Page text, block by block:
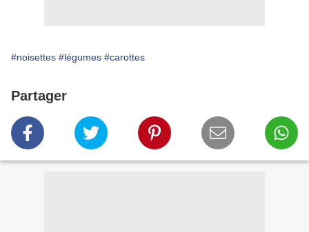
#noisettes #légumes #carottes
Partager